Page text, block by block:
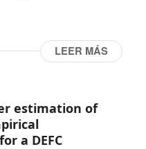
LEER MÁS
estimation of
a DEFC